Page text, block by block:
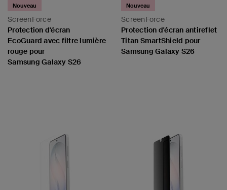
ScreenForce
Nouveau
Protection d'écran
EcoGuard avec filtre lumière
rouge pour
Samsung Galaxy S26
ScreenForce
Nouveau
Protection d'écran antireflet
Titan SmartShield pour
Samsung Galaxy S26